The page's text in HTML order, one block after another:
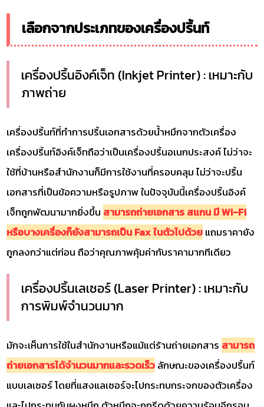
เลือกจากประเภทของเครื่องปริ้นท์
เครื่องปริ้นอิงค์เจ็ท (Inkjet Printer) : เหมาะกับ
ภาพถ่าย
เครื่องปริ้นท์ที่ทำการปริ้นเอกสารด้วยน้ำหมึกจากตัวเครื่อง
เครื่องปริ้นท์อิงค์เจ็ทถือว่าเป็นเครื่องปริ้นอเนกประสงค์ ไม่ว่าจะ
ใช้ที่บ้านหรือสำนักงานก็มีการใช้งานที่ครอบคลุม ไม่ว่าจะปริ้น
เอกสารที่เป็นข้อความหรือรูปภาพ ในปัจจุบันนี้เครื่องปริ้นอิงค์
เจ็ทถูกพัฒนามากยิ่งขึ้น สามารถถ่ายเอกสาร สแกน มี Wi-Fi
หรือบางเครื่องก็ยังสามารถเป็น Fax ในตัวไปด้วยแถมราคายัง
ถูกลงกว่าแต่ก่อน ถือว่าคุณภาพคุ้มค่ากับราคามากทีเดียว
เครื่องปริ้นเลเซอร์ (Laser Printer) : เหมาะกับ
การพิมพ์จำนวนมาก
มักจะเห็นการใช้ในสำนักงานหรือแม้แต่ร้านถ่ายเอกสาร สามารถ
ถ่ายเอกสารได้จำนวนมากและรวดเร็วลักษณะของเครื่องปริ้นท์
แบบเลเซอร์ โดยที่แสงแลเซอร์จะไปกระทบกระจกของตัวเครื่อง